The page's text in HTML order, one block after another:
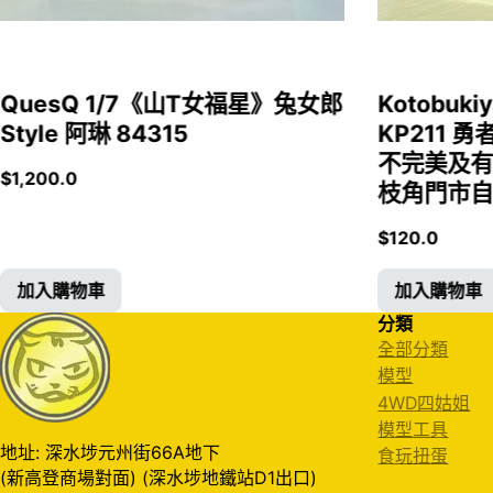
QuesQ 1/7《山T女福星》兔女郎
Style 阿琳 84315
$1,200.0
加入購物車
KP211 勇
不完美及
枝角門市
$120.0
加入購物車
地址: 深水埗元州街66A地下
(新高登商場對面) (深水埗地鐵站D1出口)
分類
全部分類
模型
4WD四姑姐
模型工具
食玩扭蛋